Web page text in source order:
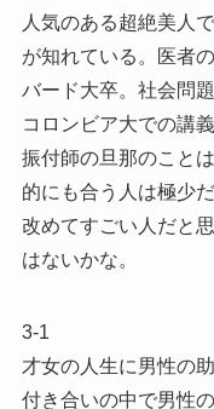
人気のある超絶美人
が知れている。医者
バード大卒。社会問
コロンビア大での講
振付師の旦那のこと
的にも合う人は極少
改めてすごい人だと
はないかな。
3-1
才女の人生に男性の
付き合いの中で男性